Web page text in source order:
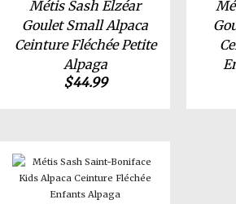
Métis Sash Elzéar
Goulet Small Alpaca
Ceinture Fléchée Petite
Alpaga
$44.99